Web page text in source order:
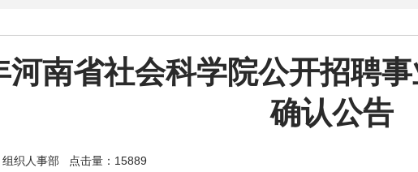
河南省社会科学院公开招聘
确认公告
织人事部 点击量：15889